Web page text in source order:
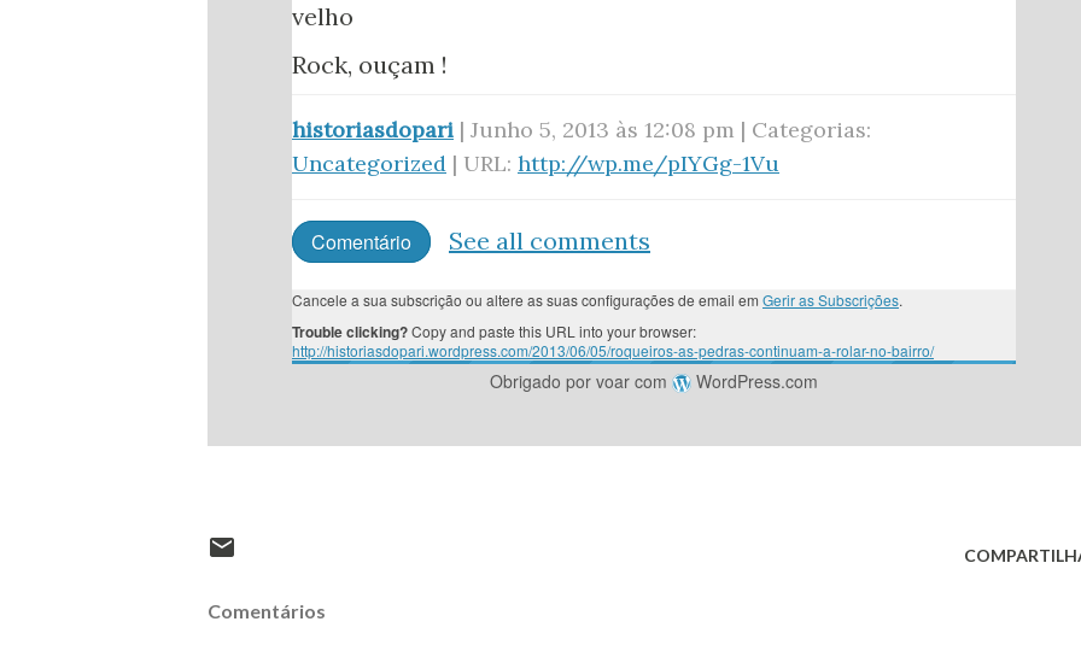
velho
Rock, ouçam !
historiasdopari | Junho 5, 2013 às 12:08 pm | Categorias:
Uncategorized | URL: http://wp.me/pIYGg-1Vu
Comentário See all comments
Cancele a sua subscrição ou altere as suas configurações de email em Gerir as Subscrições.
Trouble clicking?Copy and paste this URL into your browser:
http://historiasdopari.wordpress.com/2013/06/05/roqueiros-as-pedras-continuam-a-rolar-no-bairro/
Obrigado por voar com WordPress.com
Comentários